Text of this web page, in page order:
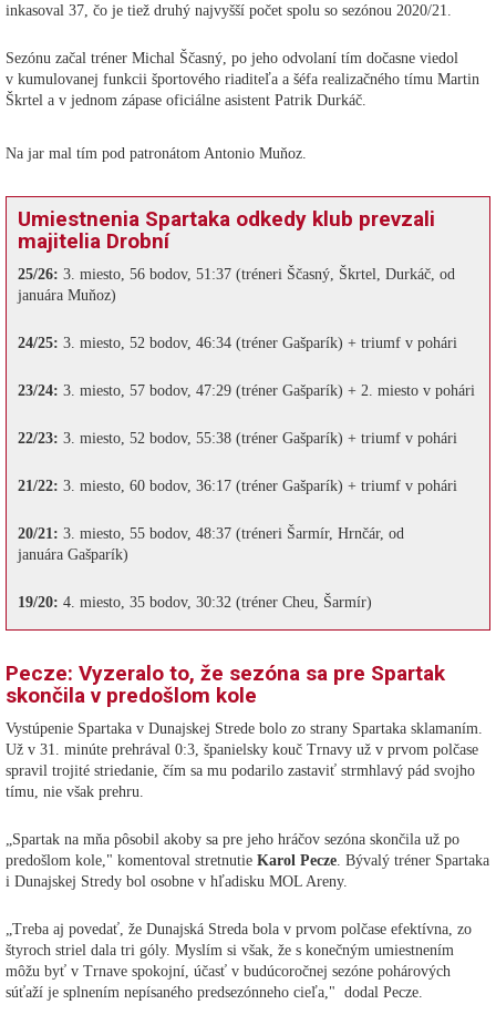
inkasoval 37, čo je tiež druhý najvyšší počet spolu so sezónou 2020/21.
Sezónu začal tréner Michal Ščasný, po jeho odvolaní tím dočasne viedol
v kumulovanej funkcii športového riaditeľa a šéfa realizačného tímu Martin
Škrtel a v jednom zápase oficiálne asistent Patrik Durkáč.
Na jar mal tím pod patronátom Antonio Muňoz.
Umiestnenia Spartaka odkedy klub prevzali
majitelia Drobní
25/26: 3. miesto, 56 bodov, 51:37 (tréneri Ščasný, Škrtel, Durkáč, od
januára Muňoz)
24/25: 3. miesto, 52 bodov, 46:34 (tréner Gašparík) + triumf v pohári
23/24: 3. miesto, 57 bodov, 47:29 (tréner Gašparík) + 2. miesto v pohári
22/23: 3. miesto, 52 bodov, 55:38 (tréner Gašparík) + triumf v pohári
21/22: 3. miesto, 60 bodov, 36:17 (tréner Gašparík) + triumf v pohári
20/21: 3. miesto, 55 bodov, 48:37 (tréneri Šarmír, Hrnčár, od
januára Gašparík)
19/20: 4. miesto, 35 bodov, 30:32 (tréner Cheu, Šarmír)
Pecze: Vyzeralo to, že sezóna sa pre Spartak
skončila v predošlom kole
Vystúpenie Spartaka v Dunajskej Strede bolo zo strany Spartaka sklamaním.
Už v 31. minúte prehrával 0:3, španielsky kouč Trnavy už v prvom polčase
spravil trojité striedanie, čím sa mu podarilo zastaviť strmhlavý pád svojho
tímu, nie však prehru.
„Spartak na mňa pôsobil akoby sa pre jeho hráčov sezóna skončila už po
predošlom kole," komentoval stretnutie Karol Pecze . Bývalý tréner Spartaka
i Dunajskej Stredy bol osobne v hľadisku MOL Areny.
„Treba aj povedať, že Dunajská Streda bola v prvom polčase efektívna, zo
štyroch striel dala tri góly. Myslím si však, že s konečným umiestnením
môžu byť v Trnave spokojní, účasť v budúcoročnej sezóne pohárových
súťaží je splnením nepísaného predsezónneho cieľa," dodal Pecze.